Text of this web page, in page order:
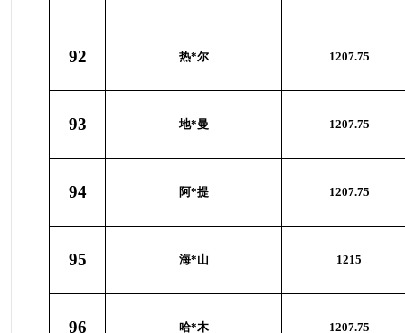
92 热*尔 1207.75
93 地*曼 1207.75
94 阿*提 1207.75
95 海*山 1215
96 哈*木 1207.75